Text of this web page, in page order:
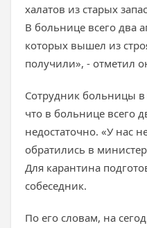
халатов из старых
В больнице всего два
которых вышел из
получили», - отметил
Сотрудник больницы в
что в больнице всего
недостаточно. «У нас
обратились в
Для карантина
собеседник.
По его словам, на